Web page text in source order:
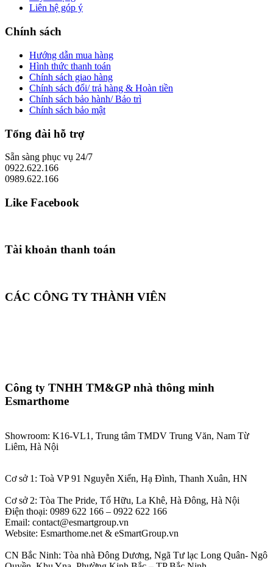
Liên hệ góp ý
Chính sách
Hướng dẫn mua hàng
Hình thức thanh toán
Chính sách giao hàng
Chính sách đổi/ trả hàng & Hoàn tiền
Chính sách bảo hành/ Bảo trì
Chính sách bảo mật
Tổng đài hỗ trợ
Sẵn sàng phục vụ 24/7
0922.622.166
0989.622.166
Like Facebook
Tài khoản thanh toán
CÁC CÔNG TY THÀNH VIÊN
Công ty TNHH TM&GP nhà thông minh
Esmarthome
Showroom: K16-VL1, Trung tâm TMDV Trung Văn, Nam Từ
Liêm, Hà Nội
Cơ sở 1: Toà VP 91 Nguyễn Xiển, Hạ Đình, Thanh Xuân, HN
Cơ sở 2: Tòa The Pride, Tố Hữu, La Khê, Hà Đông, Hà Nội
Điện thoại: 0989 622 166 – 0922 622 166
Email: contact@esmartgroup.vn
Website: Esmarthome.net & eSmartGroup.vn
CN Bắc Ninh: Tòa nhà Đông Dương, Ngã Tư lạc Long Quân- Ngô